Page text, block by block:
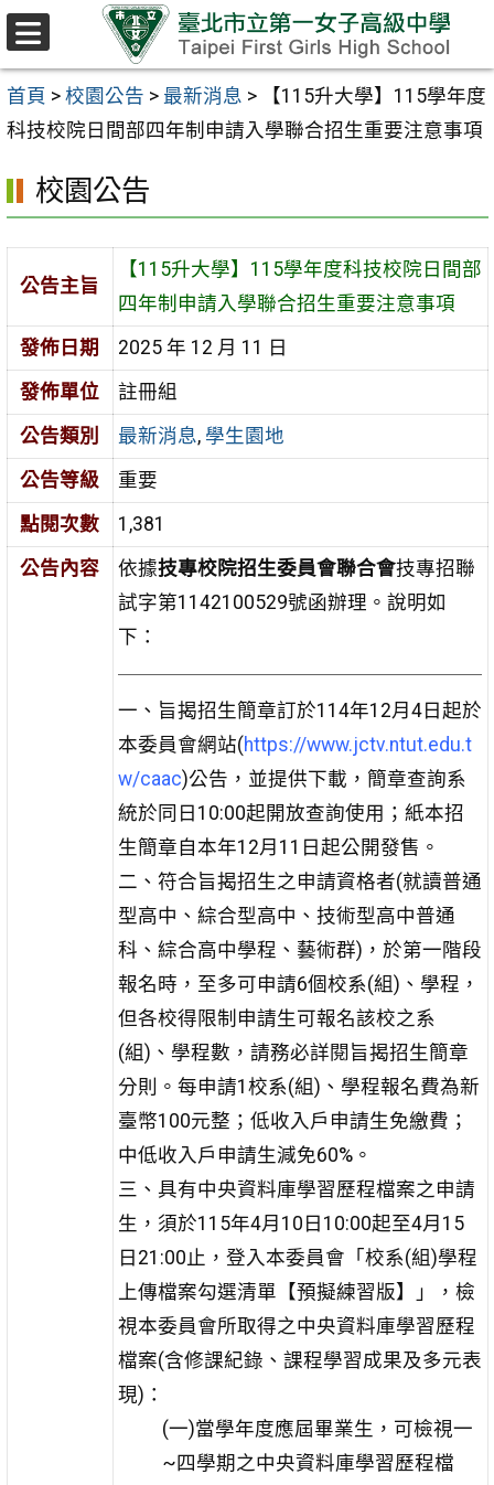
跳至主要內容區
首頁 > 校園公告 > 最新消息 >
【115升大學】115學年度
科技校院日間部四年制申請入學聯合招生重要注意事項
校園公告
公告主旨
【115升大學】115學年度科技校院日間部
四年制申請入學聯合招生重要注意事項
發佈日期
2025 年 12 月 11 日
發佈單位
註冊組
公告類別
最新消息, 學生園地
公告等級
重要
點閱次數
1,381
公告內容
依據技專校院招生委員會聯合會技專招聯
試字第1142100529號函辦理。說明如
下：
一、旨揭招生簡章訂於114年12月4日起於
本委員會網站(https://www.jctv.ntut.edu.t
w/caac)公告，並提供下載，簡章查詢系
統於同日10:00起開放查詢使用；紙本招
生簡章自本年12月11日起公開發售。
二、符合旨揭招生之申請資格者(就讀普通
型高中、綜合型高中、技術型高中普通
科、綜合高中學程、藝術群)，於第一階段
報名時，至多可申請6個校系(組)、學程，
但各校得限制申請生可報名該校之系
(組)、學程數，請務必詳閱旨揭招生簡章
分則。每申請1校系(組)、學程報名費為新
臺幣100元整；低收入戶申請生免繳費；
中低收入戶申請生減免60%。
三、具有中央資料庫學習歷程檔案之申請
生，須於115年4月10日10:00起至4月15
日21:00止，登入本委員會「校系(組)學程
上傳檔案勾選清單【預擬練習版】」，檢
視本委員會所取得之中央資料庫學習歷程
檔案(含修課紀錄、課程學習成果及多元表
現)：
(一)當學年度應屆畢業生，可檢視一
~四學期之中央資料庫學習歷程檔
選
單